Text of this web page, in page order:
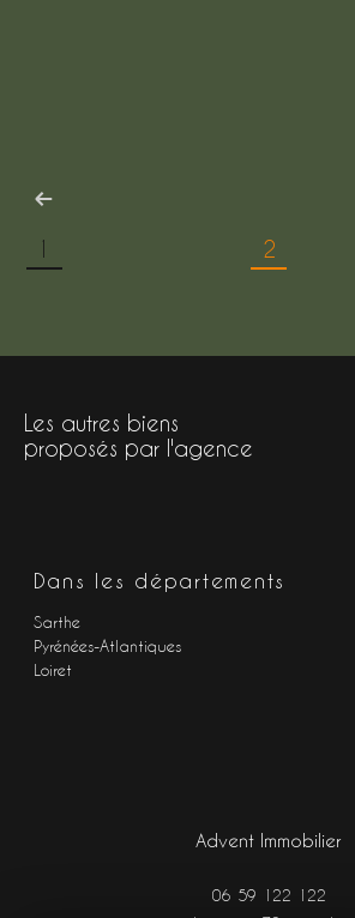
1 2
Les autres biens
proposés par l'agence
Dans les départements
Sarthe
Pyrénées-Atlantiques
Loiret
Advent Immobilier
06 59 122 122